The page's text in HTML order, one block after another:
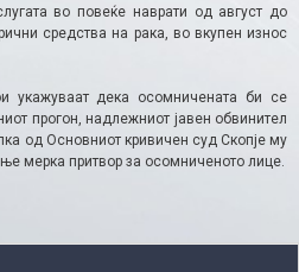
во повеќе наврати од август до
средства на рака, во вкупен износ
укажуваат дека осомничената би се
прогон, надлежниот јавен обвинител
од Основниот кривичен суд Скопје му
мерка притвор за осомниченото лице.